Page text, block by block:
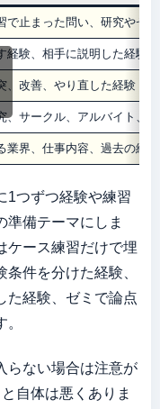
で止まった問い、研究やゼ
経験、相手に説明した経験
、改善、やり直した経験
、サークル、アルバイト、
業界、仕事内容、過去の経験
1つずつ経験や練習
準備テーマにしま
ケース練習だけで埋
件を分けた経験、
た経験、ゼミで論点
らない場合は注意が
自体は悪くありま